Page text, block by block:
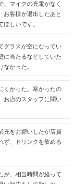
、マイクの充電がなく
お客様が退出したあと
しいです。
グラスが空になってい
に当たるなどしていた
かった。
くかった。寒かったの
お店のスタッフに聞い
充をお願いしたが店員
ず、ドリンクを飲める
が、相当時間が経って